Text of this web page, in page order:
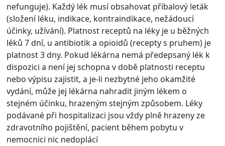
nefunguje). Každý lék musí obsahovat příbalový leták
(složení léku, indikace, kontraindikace, nežádoucí
účinky, užívání). Platnost receptů na léky je u běžných
léků 7 dní, u antibiotik a opioidů (recepty s pruhem) je
platnost 3 dny. Pokud lékárna nemá předepsaný lék k
dispozici a není jej schopna v době platnosti receptu
nebo výpisu zajistit, a je-li nezbytné jeho okamžité
vydání, může jej lékárna nahradit jiným lékem o
stejném účinku, hrazeným stejným způsobem. Léky
podávané při hospitalizaci jsou vždy plně hrazeny ze
zdravotního pojištění, pacient během pobytu v
nemocnici nic nedoplácí